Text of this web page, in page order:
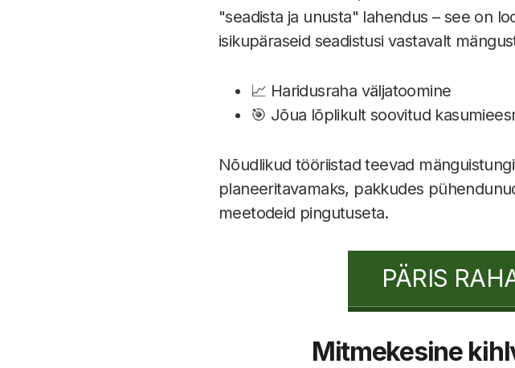
"seadista ja unusta" lahendus – see on
isikupäraseid seadistusi vastavalt
📈 Haridusraha väljatoomine
🎯 Jõua lõplikult soovitud
Nõudlikud tööriistad teevad
planeeritavamaks, pakkudes
meetodeid pingutuseta.
PÄRIS
Mitmekesine